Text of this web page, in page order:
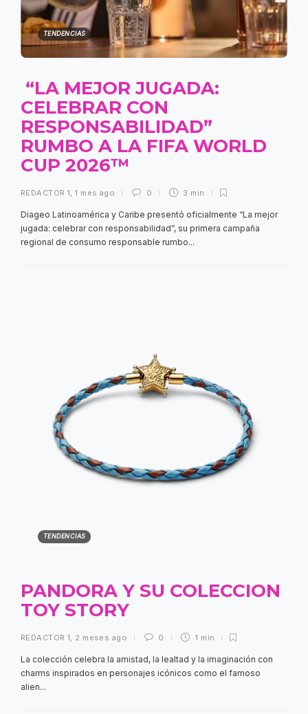
TENDENCIAS
“LA MEJOR JUGADA:
CELEBRAR CON
RESPONSABILIDAD”
RUMBO A LA FIFA WORLD
CUP 2026™
REDACTOR 1,1 mes ago 0 3 min
Diageo Latinoamérica y Caribe presentó oficialmente “La mejor
jugada: celebrar con responsabilidad”, su primera campaña
regional de consumo responsable rumbo...
TENDENCIAS
PANDORA Y SU COLECCION
TOY STORY
REDACTOR 1, 2 meses ago 0 1 min
La colección celebra la amistad, la lealtad y la imaginación con
charms inspirados en personajes icónicos como el famoso
alien...